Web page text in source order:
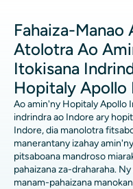
Fahaiza-Manao
Atolotra Ao
Itokisana
Hopitaly Apollo
Ao amin'ny Hopitaly Apollo
indrindra ao Indore ary
Indore, dia manolotra
manerantany izahay
pitsaboana mandroso
pahaizana za-draharaha.
manam-pahaizana